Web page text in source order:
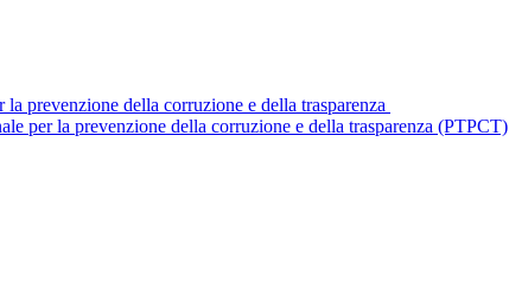
la prevenzione della corruzione e della trasparenza
per la prevenzione della corruzione e della trasparenza (PTPCT)